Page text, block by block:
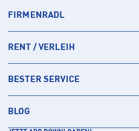
FIRMENRADL
RENT / VERLEIH
BESTER SERVICE
BLOG